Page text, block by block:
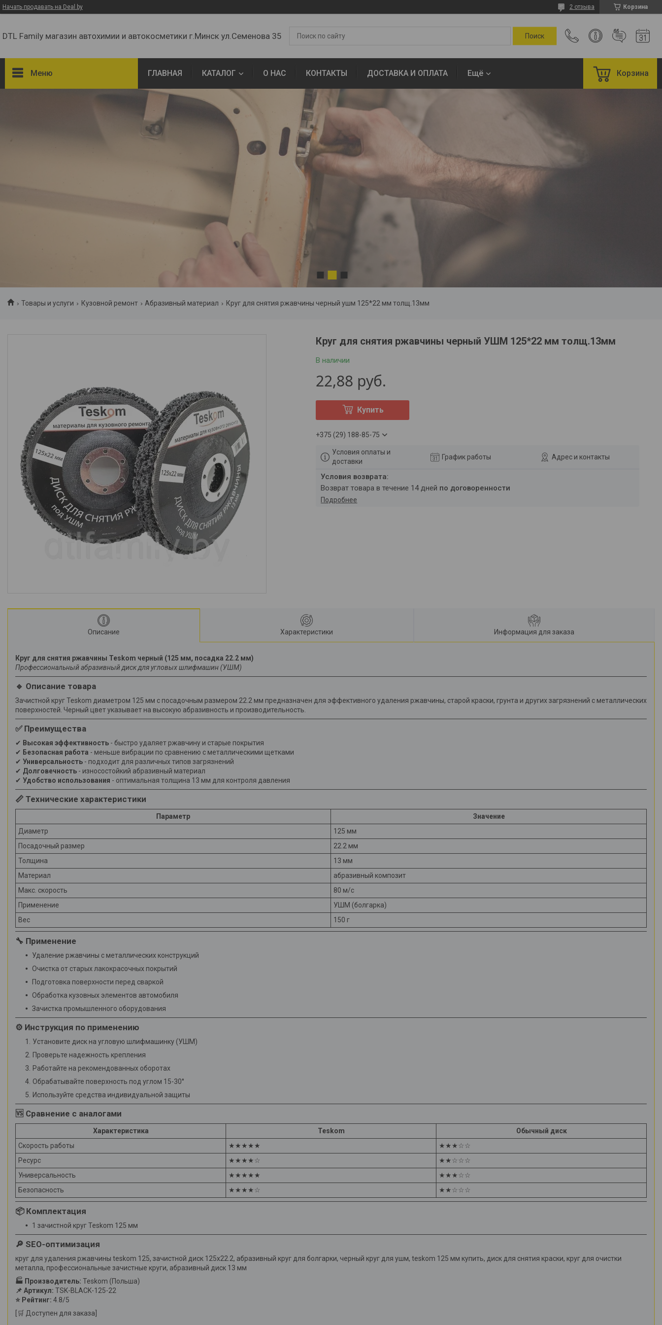
Начать продавать на Deal.by Корзина
2 отзыва
DTL Family магазин автохимии и автокосметики г.Минск ул.Семенова 35
Меню ГЛАВНАЯ КАТАЛОГ О НАС КОНТАКТЫ ДОСТАВКА И ОПЛАТА Ещё Корзина
Товары и услуги Кузовной ремонт Абразивный материал Круг для снятия ржавчины черный ушм 125*22 мм толщ.13мм
Круг для снятия ржавчины черный УШМ 125*22 мм толщ.13мм
В наличии
22,88 руб.
Купить
+375 (29) 188-85-75
Условия оплаты и
доставки
График работы Адрес и контакты
возврат товара в течение 14 дней по договоренности
Подробнее
Описание Характеристики Информация для заказа
Круг для снятия ржавчины Teskom черный (125 мм, посадка 22.2 мм)
Профессиональный абразивный диск для угловых шлифмашин (УШМ)
🔹 Описание товара
Зачистной круг Teskom диаметром 125 мм с посадочным размером 22.2 мм предназначен для эффективного удаления ржавчины, старой краски, грунта и других загрязнений с металлических
поверхностей. Черный цвет указывает на высокую абразивность и производительность.
✅ Преимущества
✔ Высокая эффективность - быстро удаляет ржавчину и старые покрытия
✔ Безопасная работа - меньше вибрации по сравнению с металлическими щетками
✔ Универсальность - подходит для различных типов загрязнений
✔ Долговечность - износостойкий абразивный материал
✔ Удобство использования - оптимальная толщина 13 мм для контроля давления
📏 Технические характеристики
Параметр
Значение
Диаметр
125 мм
Посадочный размер
22.2 мм
Толщина
13 мм
Материал
абразивный композит
Макс. скорость
80 м/с
Применение
УШМ (болгарка)
Вес
150 г
🔧 Применение
Удаление ржавчины с металлических конструкций
Очистка от старых лакокрасочных покрытий
Подготовка поверхности перед сваркой
Обработка кузовных элементов автомобиля
Зачистка промышленного оборудования
⚙️ Инструкция по применению
Установите диск на угловую шлифмашинку (УШМ)
Проверьте надежность крепления
Работайте на рекомендованных оборотах
Обрабатывайте поверхность под углом 15-30°
Используйте средства индивидуальной защиты
🆚 Сравнение с аналогами
Характеристика Teskom
Обычный диск
Скорость работы
★★★★★
★★★☆☆
Ресурс
★★★★☆
★★☆☆☆
Универсальность
★★★★★
★★★☆☆
Безопасность
★★★★☆ ★★☆☆☆
📦 Комплектация
1 зачистной круг Teskom 125 мм
🔎 SEO-оптимизация
круг для удаления ржавчины teskom 125, зачистной диск 125х22.2, абразивный круг для болгарки, черный круг для ушм, teskom 125 мм купить, диск для снятия краски, круг для очистки
металла, профессиональные зачистные круги, абразивный диск 13 мм
🏭 Производитель: Teskom (Польша)
📌 Артикул: TSK-BLACK-125-22
⭐ Рейтинг: 4.8/5
[🛒 Доступен для заказа]